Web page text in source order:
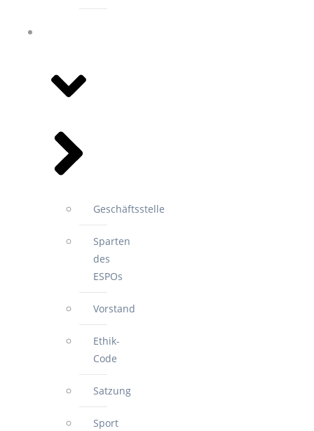
Geschäftsstelle
Sparten
des
ESPOs
Vorstand
Ethik-
Code
Satzung
Sport